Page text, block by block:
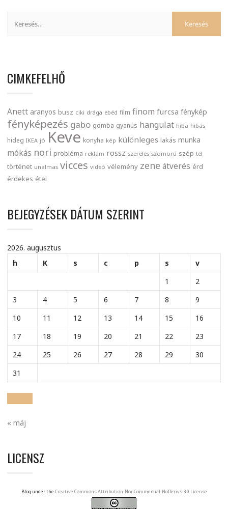
CIMKEFELHŐ
Anett aranyos busz ciki drága ebéd film finom furcsa fénykép
fényképezés gabo gomba gyanús hangulat hiba hibás
hideg IKEA jó Keve konyha kép különleges lakás munka
mókás nori probléma reklám rossz szerelés szomorú szép tél
történet unalmas vicces videó vélemény zene átverés érd
érdekes étel
BEJEGYZÉSEK DÁTUM SZERINT
2026. augusztus
h
K s c p s
v
1
2
3
4 5 6 7 8
9
10
11 12 13 14 15
16
17
18 19 20 21 22
23
24
25 26 27 28 29
30
31
« máj
LICENSZ
Blog under the Creative Commons Attribution-NonCommercial-NoDerivs 3.0 License